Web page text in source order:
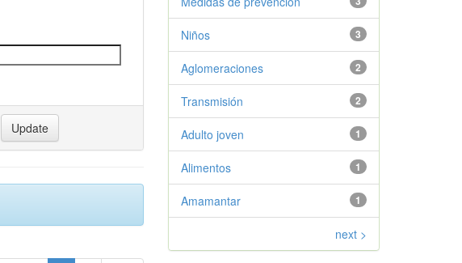
3
Niños
2
Aglomeraciones
2
Transmisión
1
Adulto joven
1
Alimentos
1
Amamantar
next >